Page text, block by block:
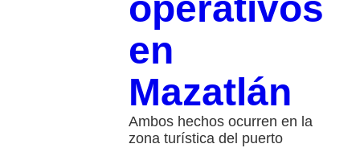
operativos
en
Mazatlán
Ambos hechos ocurren en la
zona turística del puerto